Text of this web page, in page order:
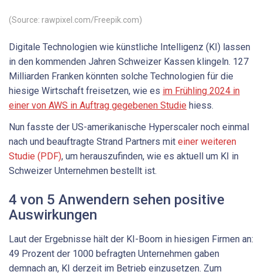
(Source: rawpixel.com/Freepik.com)
Digitale Technologien wie künstliche Intelligenz (KI) lassen
in den kommenden Jahren Schweizer Kassen klingeln. 127
Milliarden Franken könnten solche Technologien für die
hiesige Wirtschaft freisetzen, wie es im Frühling 2024 in
einer von AWS in Auftrag gegebenen Studie hiess.
Nun fasste der US-amerikanische Hyperscaler noch einmal
nach und beauftragte Strand Partners mit einer weiteren
Studie (PDF), um herauszufinden, wie es aktuell um KI in
Schweizer Unternehmen bestellt ist.
4 von 5 Anwendern sehen positive
Auswirkungen
Laut der Ergebnisse hält der KI-Boom in hiesigen Firmen an:
49 Prozent der 1000 befragten Unternehmen gaben
demnach an, KI derzeit im Betrieb einzusetzen. Zum